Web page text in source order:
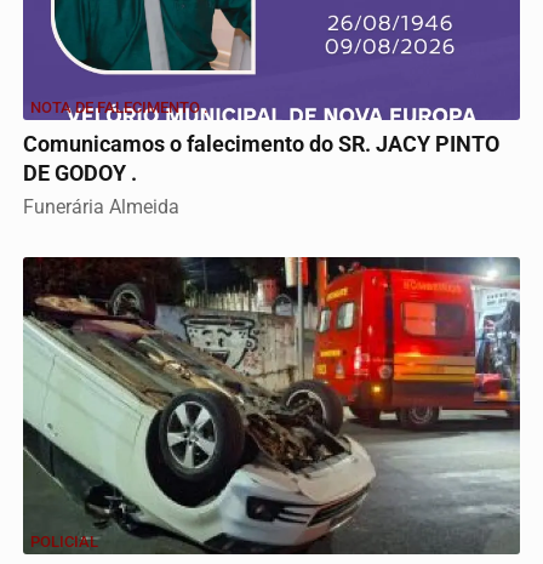
NOTA DE FALECIMENTO .
Comunicamos o falecimento do SR. JACY PINTO
DE GODOY .
Funerária Almeida
POLICIAL